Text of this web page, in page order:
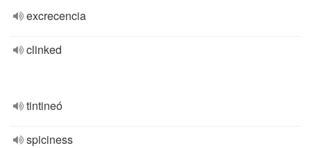
excrecencia
clinked
tintineó
spiciness